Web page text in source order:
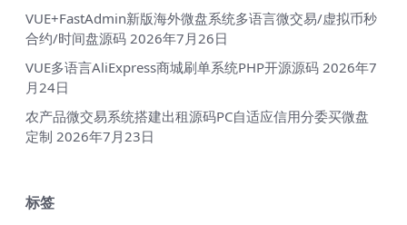
VUE+FastAdmin新版海外微盘系统多语言微交易/虚拟币秒
合约/时间盘源码 2026年7月26日
VUE多语言AliExpress商城刷单系统PHP开源源码 2026年7
月24日
农产品微交易系统搭建出租源码PC自适应信用分委买微盘
定制 2026年7月23日
标签